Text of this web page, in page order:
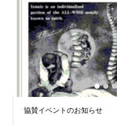
協賛イベントのお知らせ
1 2 3